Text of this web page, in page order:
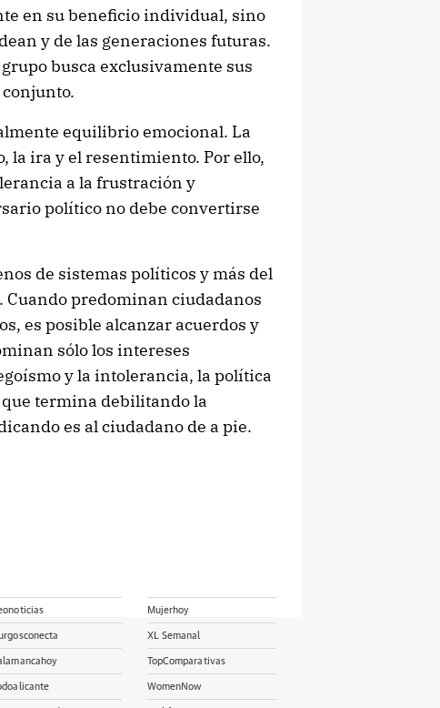
en su beneficio individual, sino
y de las generaciones futuras.
busca exclusivamente sus
equilibrio emocional. La
la ira y el resentimiento. Por ello,
a la frustración y
político no debe convertirse
de sistemas políticos y más del
Cuando predominan ciudadanos
es posible alcanzar acuerdos y
sólo los intereses
y la intolerancia, la política
termina debilitando la
es al ciudadano de a pie.
Mujerhoy
XL Semanal
TopComparativas
WomenNow